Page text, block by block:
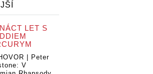
LET S
| Peter
V